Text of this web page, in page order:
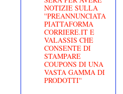
NOTIZIE SULLA
''PREANNUNCIATA
PIATTAFORMA
CORRIERE.IT E
VALASSIS CHE
CONSENTE DI
STAMPARE
COUPONS DI UNA
VASTA GAMMA DI
PRODOTTI''